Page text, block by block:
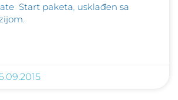
Start paketa, usklađen sa